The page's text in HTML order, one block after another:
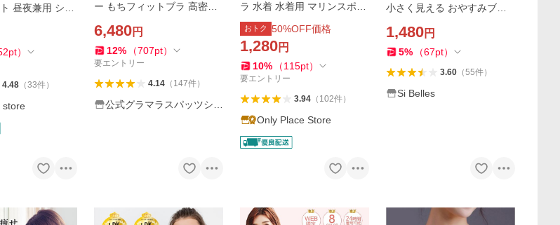
昼夜兼用 シー
け感なし 脇肉
夏
pt）
4.48（33件）
store
ー もちフィットブラ 高密着
レスブラ 脇高ブラ レディー
ス ブラ 女性 パカパカしない
ブラ MOCHI-FIT
6,480円
12% （707pt）
要エントリー
4.14（ 147件）
公式グラマラスパッツシリ
ラ 水着 水着用 マリンスポー
ツ カヌーブラジャー 盛れる
5倍盛り ドレス ドレス用 海
ビーチ コスプレ 強粘着力 ブ
ライダル 結婚式
おトク 50%OFF価格
1,280円
10% （115pt）
要エントリー
3.94（ 102件）
Only Place Store
小さく見える おやすみブラ
プ ホックなし メッシュ ナイ
トブラ 爆買
1,480円
5% （67pt）
3.60（55件）
Si Belles